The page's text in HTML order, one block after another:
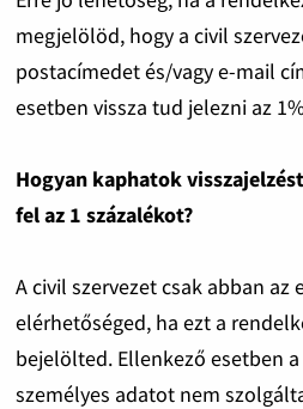
megjelölöd, hogy a civil
postacímedet és/vagy e-mail
esetben vissza tud jelezni az
Hogyan kaphatok
fel az 1 százalékot?
A civil szervezet csak abban az
elérhetőséged, ha ezt a
bejelölted. Ellenkező esetben
személyes adatot nem